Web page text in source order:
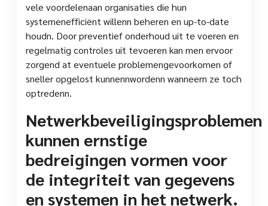
vele voordelenaan organisaties die hun
systemenefficiënt willenn beheren en up-to-date
houdn. Door preventief onderhoud uit te voeren en
regelmatig controles uit tevoeren kan men ervoor
zorgend at eventuele problemengevoorkomen of
sneller opgelost kunnennwordenn wanneern ze toch
optredenn.
Netwerkbeveiligingsproblemen
kunnen ernstige
bedreigingen vormen voor
de integriteit van gegevens
en systemen in het netwerk.